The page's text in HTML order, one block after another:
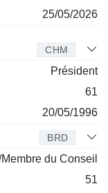
25/05/2026
CHM
Président
61
20/05/1996
BRD
du Conseil
51